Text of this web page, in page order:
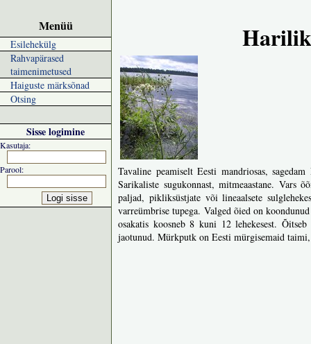
Menüü
Esilehekülg
Rahvapärased
taimenimetused
Haiguste märksõnad
Otsing
Sisse logimine
Kasutaja:
Parool:
Tavaline peamiselt Eesti mandriosas,
Sarikaliste sugukonnast, mitmeaastane.
paljad, pikliksüstjate või lineaalsete
varreümbrise tupega. Valged õied on
osakatis koosneb 8 kuni 12 lehekesest.
jaotunud. Mürkputk on Eesti mürgisemaid